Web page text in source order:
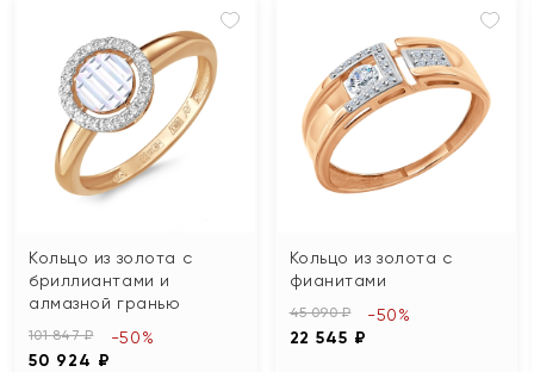
Кольцо из золота с
бриллиантами и
алмазной гранью
101 847 ₽
50 924 ₽
-50%
Кольцо из золота с
фианитами
45 090 ₽
22 545 ₽
-50%